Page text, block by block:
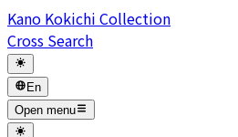
Kano Kokichi Collection
Cross Search
En
Open menu